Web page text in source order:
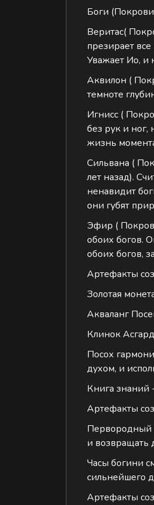
Боги
‌Веритас(
презирает
Уважает Ио, и
‌Аквилон (
темноте
‌Игнисс (
без рук и ног,
жизнь
‌Сильвана (
лет назад).
ненавидит
они губят
‌Эфир (
обоих богов.
обоих богов,
Артефакты
‌Золотая
‌Акваланг
‌Клинок
‌Посох
духом, и
‌Книга знаний
Артефакты
‌Первородный
и возвращать
‌Часы богини
сильнейшего
Артефакты